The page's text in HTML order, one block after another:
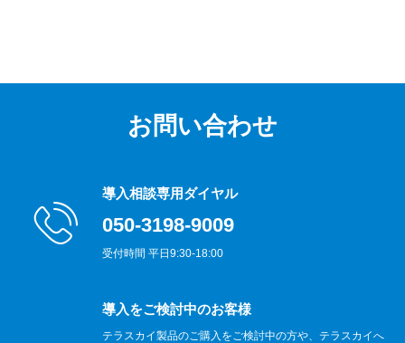
お問い合わせ
導入相談専用ダイヤル
050-3198-9009
受付時間 平日9:30-18:00
導入をご検討中のお客様
テラスカイ製品のご購入をご検討中の方や、テラスカイへ